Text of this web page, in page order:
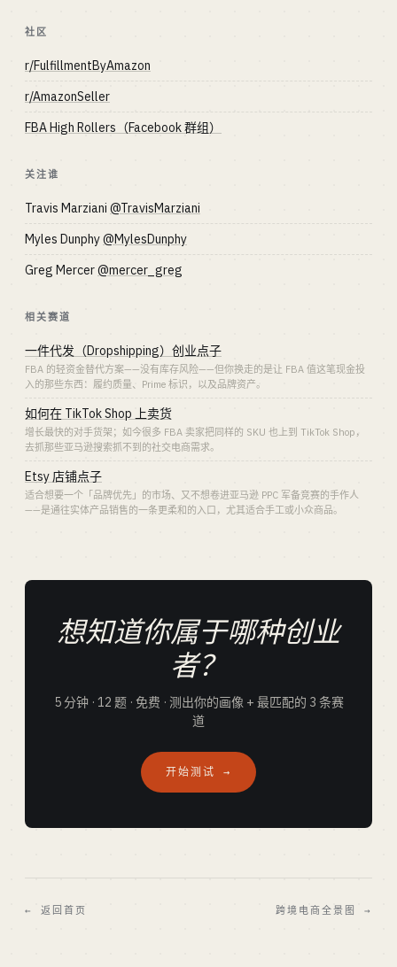
社区
r/FulfillmentByAmazon
r/AmazonSeller
FBA High Rollers（Facebook 群组）
关注谁
Travis Marziani @TravisMarziani
Myles Dunphy@MylesDunphy
Greg Mercer@mercer_greg
相关赛道
一件代发（Dropshipping）创业点子
FBA 的轻资金替代方案——没有库存风险——但你换走的是让 FBA 值这笔现金投
入的那些东西：履约质量、Prime 标识，以及品牌资产。
如何在 TikTok Shop 上卖货
增长最快的对手货架；如今很多 FBA 卖家把同样的 SKU 也上到 TikTok Shop，
去抓那些亚马逊搜索抓不到的社交电商需求。
Etsy 店铺点子
适合想要一个「品牌优先」的市场、又不想卷进亚马逊 PPC 军备竞赛的手作人
——是通往实体产品销售的一条更柔和的入口，尤其适合手工或小众商品。
想知道你属于哪种创业
者？
5 分钟 · 12 题 · 免费 · 测出你的画像 + 最匹配的 3 条赛
道
开始测试 →
← 返回首页 跨境电商全景图 →